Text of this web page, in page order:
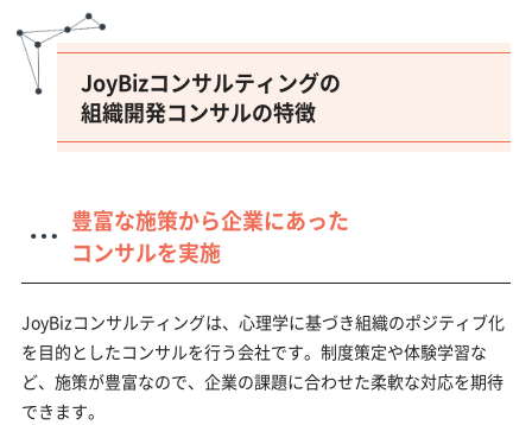
JoyBizコンサルティングの
組織開発コンサルの特徴
豊富な施策から企業にあった
コンサルを実施
JoyBizコンサルティングは、心理学に基づき組織のポジティブ化
を目的としたコンサルを行う会社です。制度策定や体験学習な
ど、施策が豊富なので、企業の課題に合わせた柔軟な対応を期待
できます。